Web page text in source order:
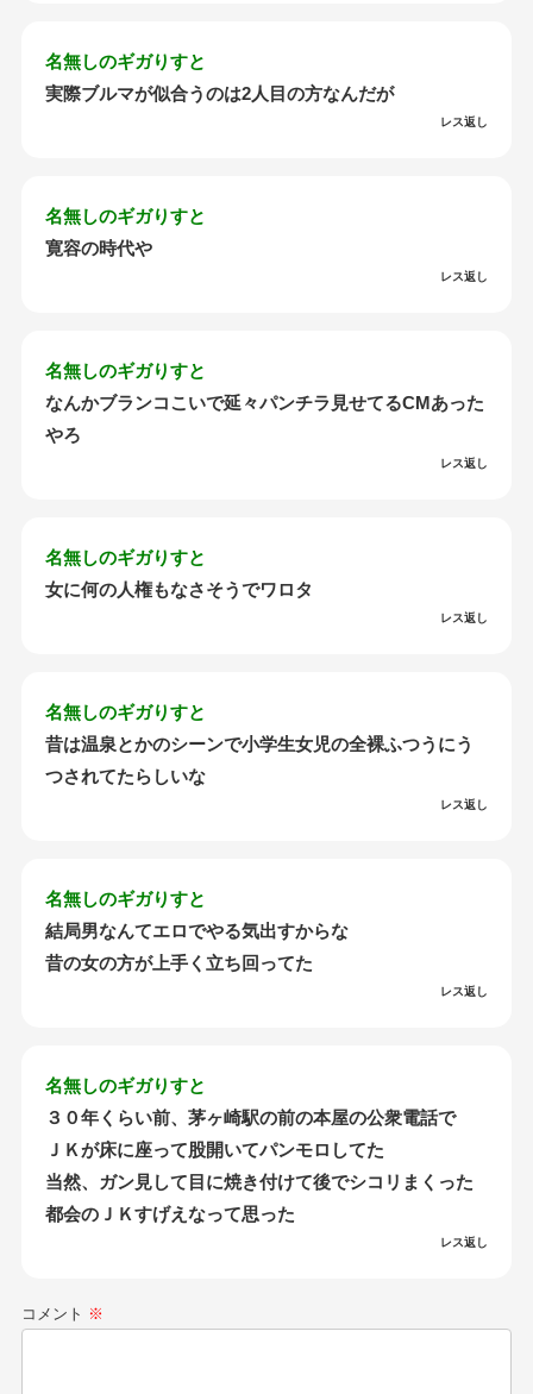
名無しのギガりすと
実際ブルマが似合うのは2人目の方なんだが
レス返し
名無しのギガりすと
寛容の時代や
レス返し
名無しのギガりすと
なんかブランコこいで延々パンチラ見せてるCMあった
やろ
レス返し
名無しのギガりすと
女に何の人権もなさそうでワロタ
レス返し
名無しのギガりすと
昔は温泉とかのシーンで小学生女児の全裸ふつうにう
つされてたらしいな
レス返し
名無しのギガりすと
結局男なんてエロでやる気出すからな
昔の女の方が上手く立ち回ってた
レス返し
名無しのギガりすと
３０年くらい前、茅ヶ崎駅の前の本屋の公衆電話で
ＪＫが床に座って股開いてパンモロしてた
当然、ガン見して目に焼き付けて後でシコリまくった
都会のＪＫすげえなって思った
レス返し
コメント ※